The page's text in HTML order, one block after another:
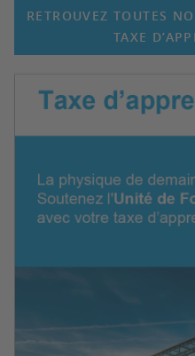
RETROUVEZ TOUTES
TAXE